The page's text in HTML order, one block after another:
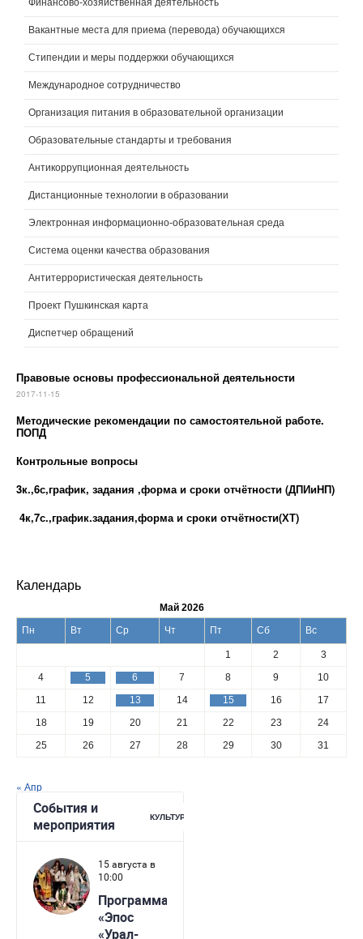
Финансово-хозяйственная деятельность
Вакантные места для приема (перевода) обучающихся
Стипендии и меры поддержки обучающихся
Международное сотрудничество
Организация питания в образовательной организации
Образовательные стандарты и требования
Антикоррупционная деятельность
Дистанционные технологии в образовании
Электронная информационно-образовательная среда
Система оценки качества образования
Антитеррористическая деятельность
Проект Пушкинская карта
Диспетчер обращений
Правовые основы профессиональной деятельности
2017-11-15
Методические рекомендации по самостоятельной работе.
ПОПД
Контрольные вопросы
3к.,6с,график, задания ,форма и сроки отчётности (ДПИиНП)
4к,7с.,график.задания,форма и сроки отчётности(ХТ)
Календарь
Май 2026
Пн
Вт Ср Чт Пт Сб Вс
1 2
3
4
5 6 7 8 9
10
11
12 13 14 15 16
17
18
19 20 21 22 23
24
25
26 27 28 29 30 31
« Апр